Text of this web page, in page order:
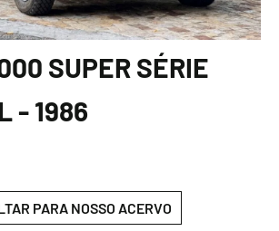
SUPER SÉRIE
- 1986
PARA NOSSO ACERVO